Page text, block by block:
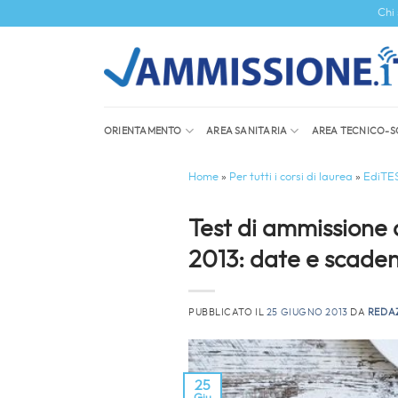
Chi
ORIENTAMENTO AREA SANITARIA AREA TECNICO-
Home » Per tutti i corsi di laurea »
Test di
2013: date e
PUBBLICATO IL 25 GIUGNO 2013 DA
25